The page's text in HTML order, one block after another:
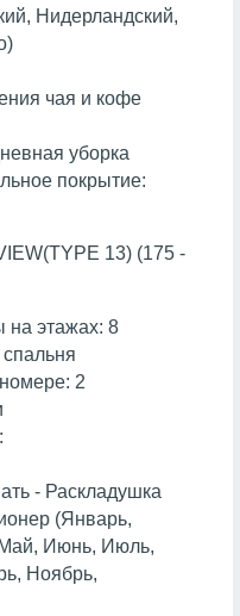
Нидерландский,
чая и кофе
уборка
покрытие:
13) (175 -
этажах: 8
2
- Раскладушка
(Январь,
Июнь, Июль,
Ноябрь,